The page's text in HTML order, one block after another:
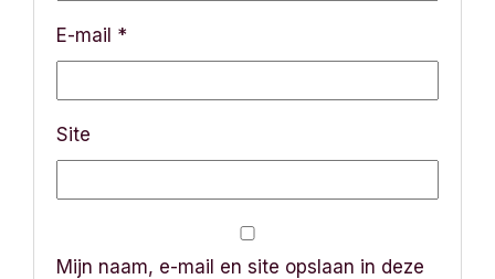
E-mail *
Site
Mijn naam, e-mail en site opslaan in deze